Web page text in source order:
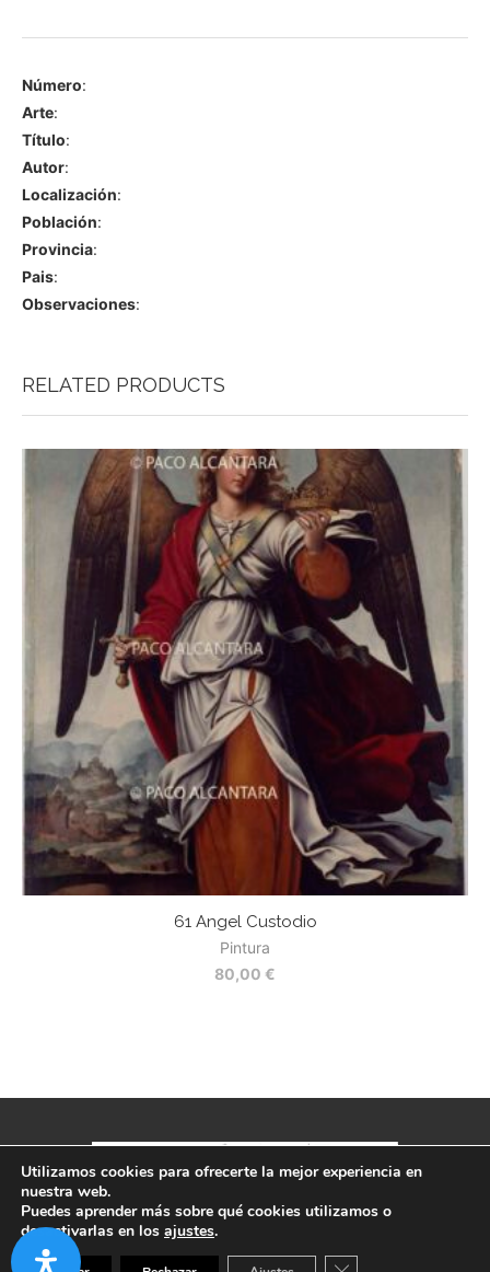
Número:
Arte:
Título:
Autor:
Localización:
Población:
Provincia:
Pais:
Observaciones:
RELATED PRODUCTS
61 Angel Custodio
Pintura
80,00 €
Política de privacidad-Aviso legal-Términos y condiciones
Utilizamos cookies para ofrecerte la mejor experiencia en
nuestra web.
Puedes aprender más sobre qué cookies utilizamos o
desactivarlas en los ajustes.
CERRAR EL